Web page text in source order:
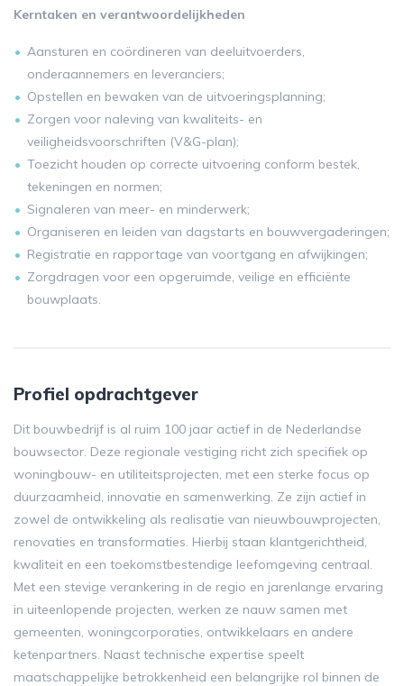
Kerntaken en verantwoordelijkheden
Aansturen en coördineren van deeluitvoerders,
onderaannemers en leveranciers;
Opstellen en bewaken van de uitvoeringsplanning;
Zorgen voor naleving van kwaliteits- en
veiligheidsvoorschriften (V&G-plan);
Toezicht houden op correcte uitvoering conform bestek,
tekeningen en normen;
Signaleren van meer- en minderwerk;
Organiseren en leiden van dagstarts en bouwvergaderingen;
Registratie en rapportage van voortgang en afwijkingen;
Zorgdragen voor een opgeruimde, veilige en efficiënte
bouwplaats.
Profiel opdrachtgever
Dit bouwbedrijf is al ruim 100 jaar actief in de Nederlandse
bouwsector. Deze regionale vestiging richt zich specifiek op
woningbouw- en utiliteitsprojecten, met een sterke focus op
duurzaamheid, innovatie en samenwerking. Ze zijn actief in
zowel de ontwikkeling als realisatie van nieuwbouwprojecten,
renovaties en transformaties. Hierbij staan klantgerichtheid,
kwaliteit en een toekomstbestendige leefomgeving centraal.
Met een stevige verankering in de regio en jarenlange ervaring
in uiteenlopende projecten, werken ze nauw samen met
gemeenten, woningcorporaties, ontwikkelaars en andere
ketenpartners. Naast technische expertise speelt
maatschappelijke betrokkenheid een belangrijke rol binnen de